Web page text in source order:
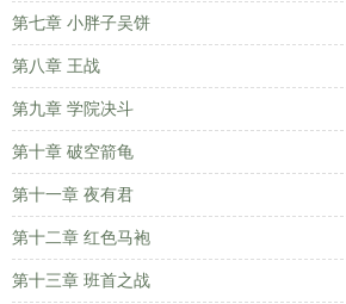
第七章 小胖子吴饼
第八章 王战
第九章 学院决斗
第十章 破空箭龟
第十一章 夜有君
第十二章 红色马袍
第十三章 班首之战